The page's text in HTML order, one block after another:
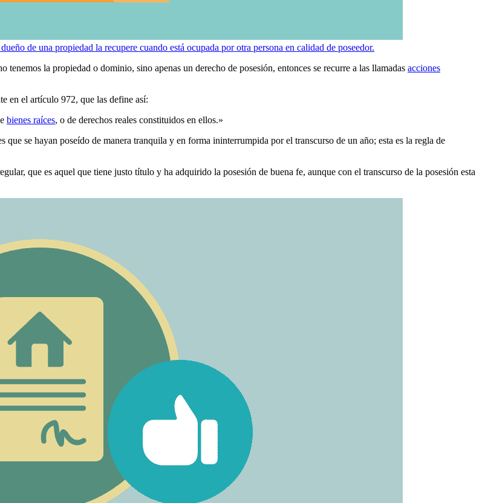
de una propiedad la recupere cuando está ocupada por otra persona en calidad de poseedor.
tenemos la propiedad o dominio, sino apenas un derecho de posesión, entonces se recurre a las llamadas acciones
en el artículo 972, que las define así:
bienes raíces, o de derechos reales constituidos en ellos.»
se hayan poseído de manera tranquila y en forma ininterrumpida por el transcurso de un año; esta es la regla de
que es aquel que tiene justo título y ha adquirido la posesión de buena fe, aunque con el transcurso de la posesión esta